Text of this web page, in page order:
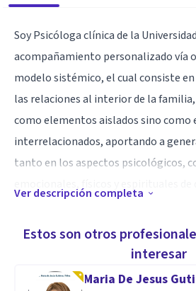
Soy Psicóloga clínica de la
acompañamiento personalizado vía
modelo sistémico, el cual consiste
las relaciones al interior de la
como elementos aislados sino como
interrelacionados, aportando a
tanto en los aspectos psicológicos,
Me considero una persona y
interpersonales cercanas y alianzas
Ver descripción completa
Estos son otros
interesar
Maria De Jesus